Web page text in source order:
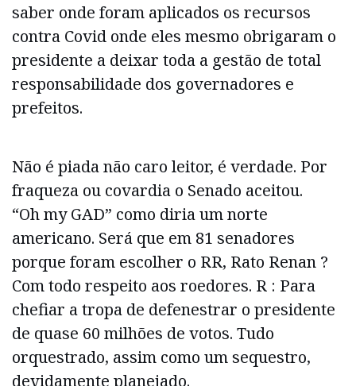
saber onde foram aplicados os recursos
contra Covid onde eles mesmo obrigaram o
presidente a deixar toda a gestão de total
responsabilidade dos governadores e
prefeitos.
Não é piada não caro leitor, é verdade. Por
fraqueza ou covardia o Senado aceitou.
“Oh my GAD” como diria um norte
americano. Será que em 81 senadores
porque foram escolher o RR, Rato Renan ?
Com todo respeito aos roedores. R : Para
chefiar a tropa de defenestrar o presidente
de quase 60 milhões de votos. Tudo
orquestrado, assim como um sequestro,
devidamente planejado.